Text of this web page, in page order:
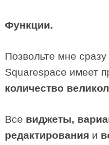
Функции.
Позвольте мне
Squarespace имеет
количество
Все виджеты,
редактирования и